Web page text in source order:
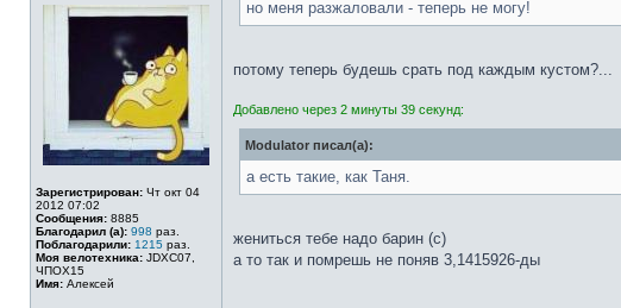
Зарегистрирован: Чт окт 04
2012 07:02
Сообщения: 8885
Благодарил (а): 998 раз.
Поблагодарили: 1215 раз.
Моя велотехника: JDXC07,
ЧПОХ15
Имя: Алексей
но меня разжаловали - теперь не могу!
потому теперь будешь cpaть под каждым кустом?...
Добавлено через 2 минуты 39 секунд:
Modulator писал(а):
а есть такие, как Таня.
жениться тебе надо барин (c)
а то так и помрешь не поняв 3,1415926-ды